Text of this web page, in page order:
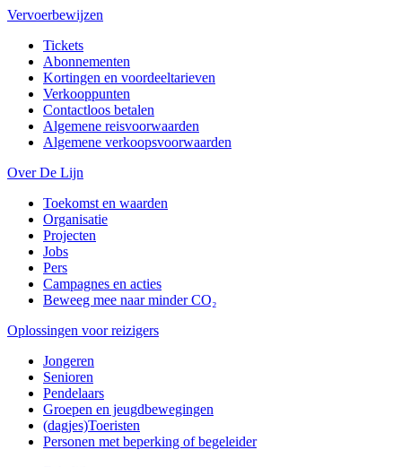
Vervoerbewijzen
Tickets
Abonnementen
Kortingen en voordeeltarieven
Verkooppunten
Contactloos betalen
Algemene reisvoorwaarden
Algemene verkoopsvoorwaarden
Over De Lijn
Toekomst en waarden
Organisatie
Projecten
Jobs
Pers
Campagnes en acties
Beweeg mee naar minder CO₂
Oplossingen voor reizigers
Jongeren
Senioren
Pendelaars
Groepen en jeugdbewegingen
(dagjes)Toeristen
Personen met beperking of begeleider